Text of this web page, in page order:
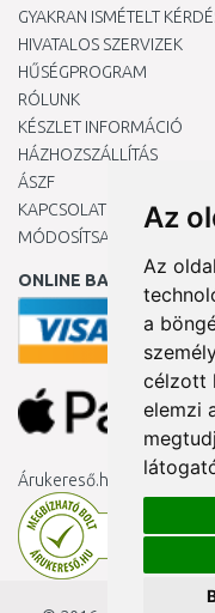
Az
Az
a
célzott
elemzi
GYAKRAN ISMÉTELT
HIVATALOS SZERVIZEK
HŰSÉGPROGRAM
RÓLUNK
KÉSZLET INFORMÁCIÓ
HÁZHOZSZÁLLÍTÁS
ÁSZF
KAPCSOLAT
MÓDOSÍTSA A COOKIE-
ONLINE
Árukereső.hu